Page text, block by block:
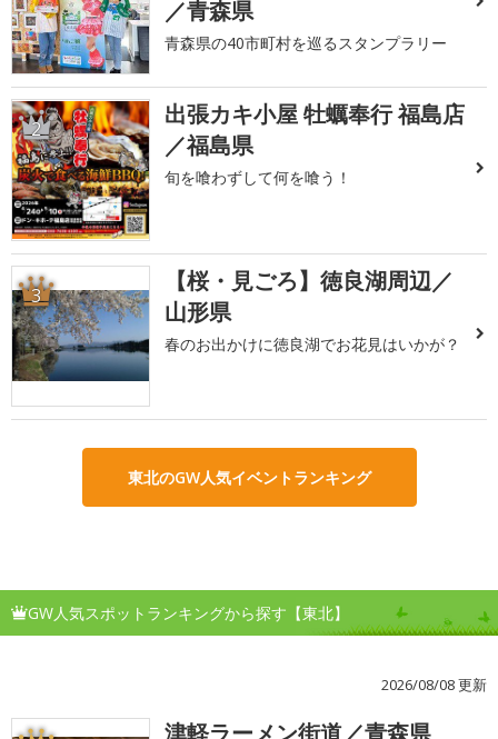
／青森県
青森県の40市町村を巡るスタンプラリー
2
出張カキ小屋 牡蠣奉行 福島店
／福島県
旬を喰わずして何を喰う！
3
【桜・見ごろ】徳良湖周辺／
山形県
春のお出かけに徳良湖でお花見はいかが？
東北のGW人気イベントランキング
GW人気スポットランキングから探す【東北】
2026/08/08 更新
津軽ラーメン街道／青森県